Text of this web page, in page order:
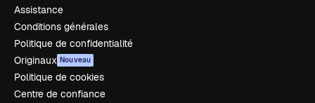
Assistance
Conditions générales
Politique de confidentialité
Originaux Nouveau
Politique de cookies
Centre de confiance